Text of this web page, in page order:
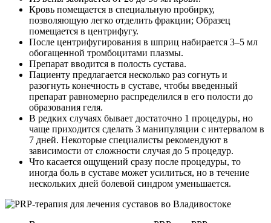
Кровь помещается в специальную пробирку,
позволяющую легко отделить фракции; Образец
помещается в центрифугу.
После центрифугирования в шприц набирается 3–5 мл
обогащенной тромбоцитами плазмы.
Препарат вводится в полость сустава.
Пациенту предлагается несколько раз согнуть и
разогнуть конечность в суставе, чтобы введенный
препарат равномерно распределился в его полости до
образования геля.
В редких случаях бывает достаточно 1 процедуры, но
чаще приходится сделать 3 манипуляции с интервалом в
7 дней. Некоторые специалисты рекомендуют в
зависимости от сложности случая до 5 процедур.
Что касается ощущений сразу после процедуры, то
иногда боль в суставе может усилиться, но в течение
нескольких дней болевой синдром уменьшается.